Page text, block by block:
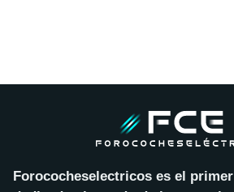
Forococheselectricos es el